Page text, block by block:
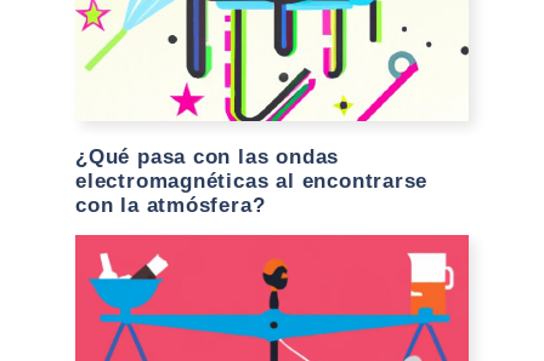
¿Qué pasa con las ondas
electromagnéticas al encontrarse
con la atmósfera?